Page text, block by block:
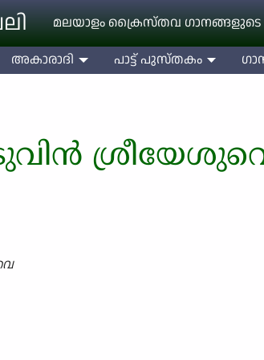
മലയാളം ക്രൈസ്തവ ഗാനങ്ങളുടെ
അകാരാദി പാട്ട് പുസ്തകം